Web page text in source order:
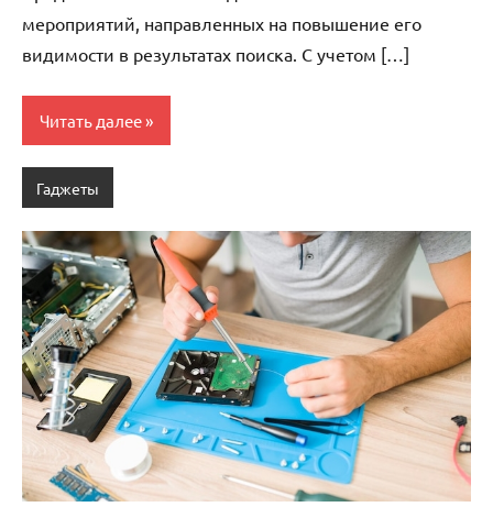
мероприятий, направленных на повышение его
видимости в результатах поиска. С учетом […]
Читать далее
Гаджеты